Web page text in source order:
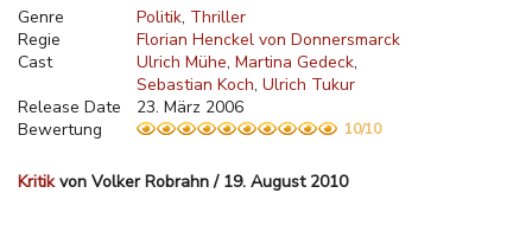
Genre
Politik Thriller
Regie
Florian Henckel von Donnersmarck
Cast
Ulrich Mühe Martina Gedeck
Sebastian Koch Ulrich Tukur
Release Date
23. März 2006
Bewertung
10/10
Kritikvon Volker Robrahn / 19. August 2010